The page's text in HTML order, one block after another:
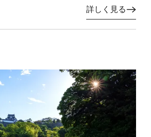
詳しく見る